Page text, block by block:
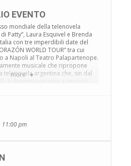
more
EVENTO
mondiale della telenovela
Patty”, Laura Esquivel e Brenda
con tre imperdibili date del
WORLD TOUR” tra cui
a Napoli al Teatro Palapartenope.
musicale che ripropone
telenovela argentina che, sin dal
ci ritroviamo di nuovo sul palco e,
che siate lì, con noi
memorabile e una produzione
la telenovela e che oggi è
le storie che hanno segnato
11:00 pm